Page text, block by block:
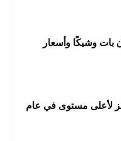
بات وشيكًا وأسعار
لأعلى مستوى في عام